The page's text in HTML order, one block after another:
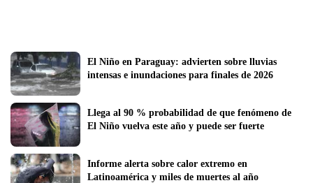
El Niño en Paraguay: advierten sobre lluvias
intensas e inundaciones para finales de 2026
Llega al 90 % probabilidad de que fenómeno de
El Niño vuelva este año y puede ser fuerte
Informe alerta sobre calor extremo en
Latinoamérica y miles de muertes al año